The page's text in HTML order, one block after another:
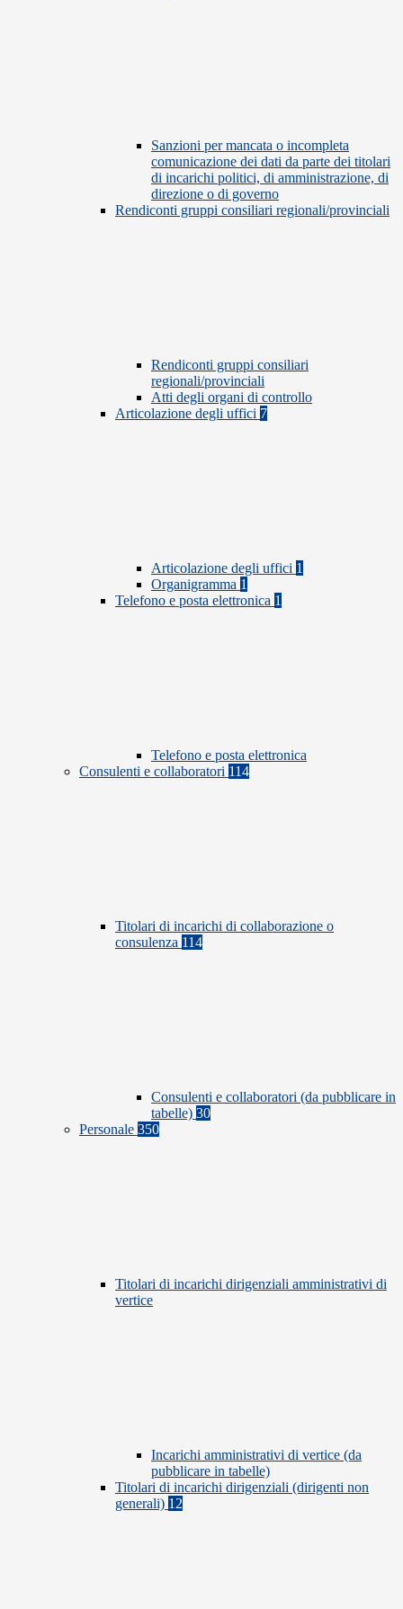
Sanzioni per mancata o incompleta
comunicazione dei dati da parte dei titolari
di incarichi politici, di amministrazione, di
direzione o di governo
Rendiconti gruppi consiliari regionali/provinciali
Rendiconti gruppi consiliari
regionali/provinciali
Atti degli organi di controllo
Articolazione degli uffici 7
Articolazione degli uffici 1
Organigramma 1
Telefono e posta elettronica 1
Telefono e posta elettronica
Consulenti e collaboratori 114
Titolari di incarichi di collaborazione o
consulenza 114
Consulenti e collaboratori (da pubblicare in
tabelle) 30
Personale 350
Titolari di incarichi dirigenziali amministrativi di
vertice
Incarichi amministrativi di vertice (da
pubblicare in tabelle)
Titolari di incarichi dirigenziali (dirigenti non
generali) 12